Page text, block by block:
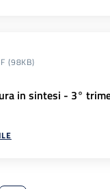
(98KB)
in sintesi - 3°